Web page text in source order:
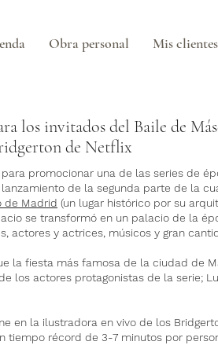
Obra personal Mis clientes
los invitados del Baile de
de Netflix
promocionar una de las series de
lanzamiento de la segunda parte de la
de Madrid (un lugar histórico por su
se transformó en un palacio de la
actores y actrices, músicos y gran
la fiesta más famosa de la ciudad de
los actores protagonistas de la serie;
en la ilustradora en vivo de los
tiempo récord de 3-7 minutos por